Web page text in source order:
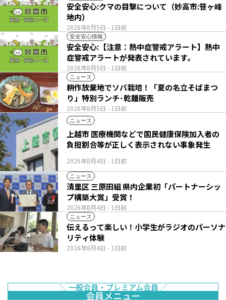
2026年8月5日 - 1日前
安全安心:クマの目撃について（妙高市:笹ヶ峰
地内）
安全安心情報
2026年8月5日 - 1日前
安全安心:【注意：熱中症警戒アラート】熱中
症警戒アラートが発表されています。
ニュース
2026年8月5日 - 1日前
耕作放棄地でソバ栽培！「夏の名立そばまつ
り」特別ランチ･乾麺販売
ニュース
2026年8月4日 - 1日前
上越市 医療機関などで国民健康保険加入者の
負担割合等が正しく表示されない事象発生
ニュース
2026年8月4日 - 1日前
清里区 三原田組 県内企業初「パートナーシッ
プ構築大賞」受賞！
ニュース
2026年8月4日 - 1日前
伝えるって楽しい！小学生がラジオのパーソナ
リティ体験